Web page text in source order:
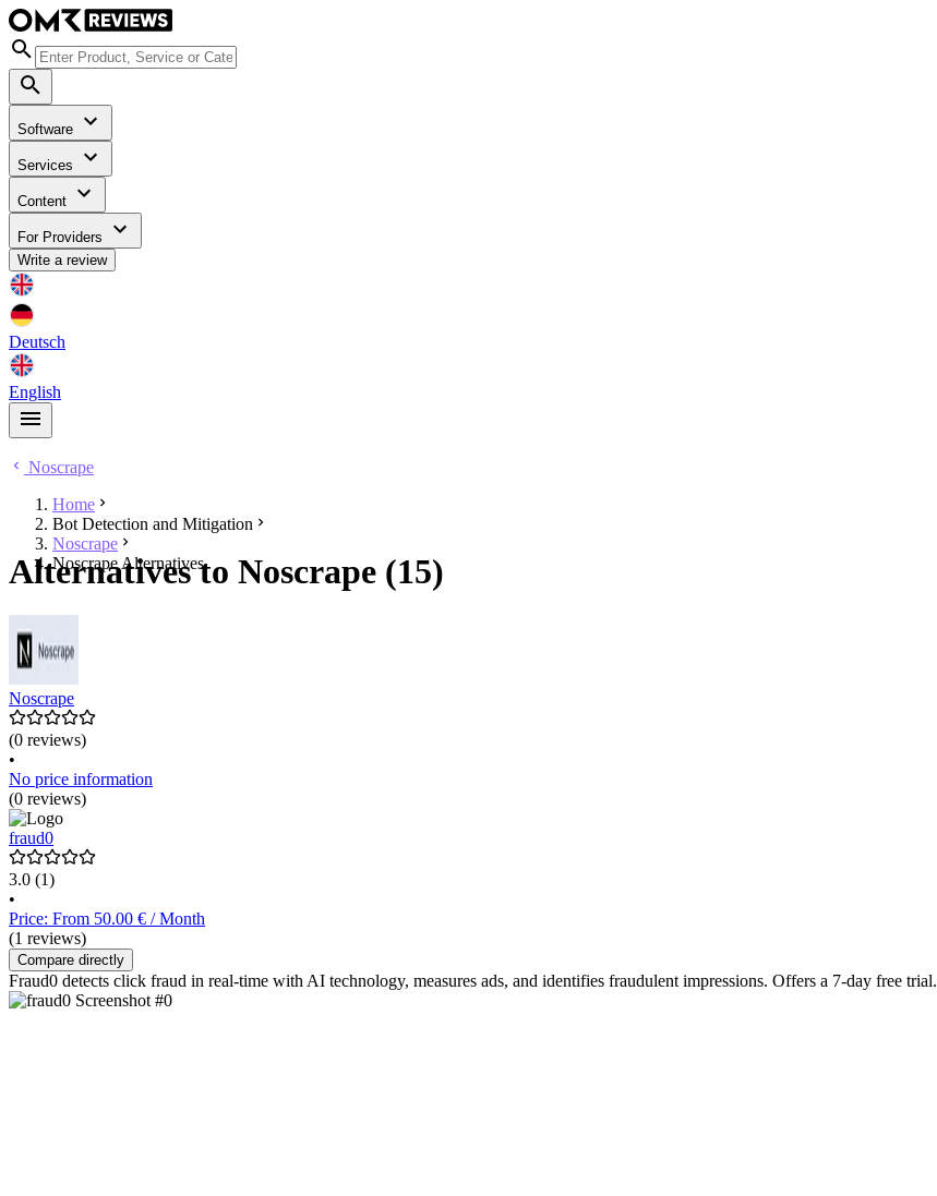
Software
Services
Content
For Providers
Write a review
Deutsch
English
Noscrape
Home
Bot Detection and Mitigation
Noscrape
Noscrape Alternatives
Alternatives to Noscrape (15)
Noscrape
(0 reviews)
•
No price information
(0 reviews)
fraud0
3.0 (1)
•
Price: From 50.00 € / Month
(1 reviews)
Compare directly
Fraud0 detects click fraud in real-time with AI technology, measures ads, and identifies fraudulent impressions. Offers a 7-day free trial.